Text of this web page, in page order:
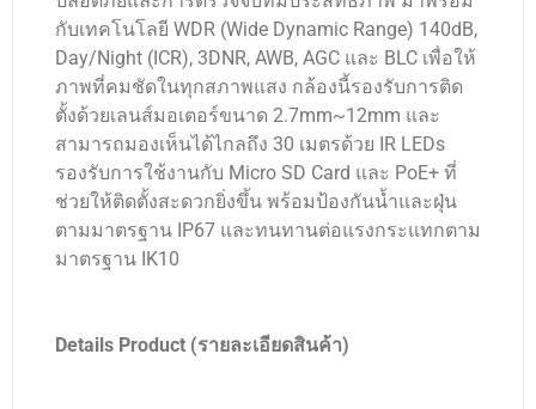
กับเทคโนโลยี WDR (Wide Dynamic Range) 140dB,
Day/Night (ICR), 3DNR, AWB, AGC และ BLC เพื่อให้
ภาพที่คมชัดในทุกสภาพแสง กล้องนี้รองรับการติด
ตั้งด้วยเลนส์มอเตอร์ขนาด 2.7mm~12mm และ
สามารถมองเห็นได้ไกลถึง 30 เมตรด้วย IR LEDs
รองรับการใช้งานกับ Micro SD Card และ PoE+ ที่
ช่วยให้ติดตั้งสะดวกยิ่งขึ้น พร้อมป้องกันน้ำและฝุ่น
ตามมาตรฐาน IP67 และทนทานต่อแรงกระแทกตาม
มาตรฐาน IK10
Details Product (รายละเอียดสินค้า)